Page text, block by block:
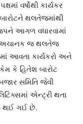
વર્ષોથી કાર્યકર
થલતેજમાંથી
આગળ વધારવામાં
અચાનક જ થલતેજ
આવતા કાર્યકરો અને
કે હિતેશ બારોટ
સમિતિ જેવી
એન્ટ્રી થતા
થઈ ગઈ છે.